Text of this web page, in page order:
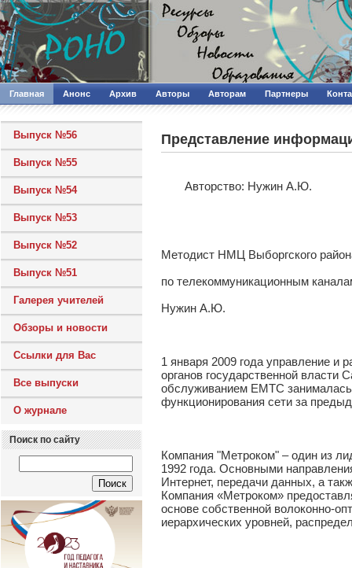
Главная Анонс Архив Авторы Авторам Партнеры
Выпуск №56
Выпуск №55
Выпуск №54
Выпуск №53
Выпуск №52
Выпуск №51
Галерея учителей
Обзоры и новости
Ссылки для Вас
Все выпуски
О журнале
Поиск по сайту
Представление
Авторcтво: Нужин А.Ю.
Методист НМЦ Выборгского
по телекоммуникационным
Нужин А.Ю.
1 января 2009 года управление и
органов государственной власти
обслуживанием ЕМТС
функционирования сети за
Компания "Метроком" – один из
1992 года. Основными
Интернет, передачи данных, а
Компания «Метроком»
основе собственной волоконно-
иерархических уровней,